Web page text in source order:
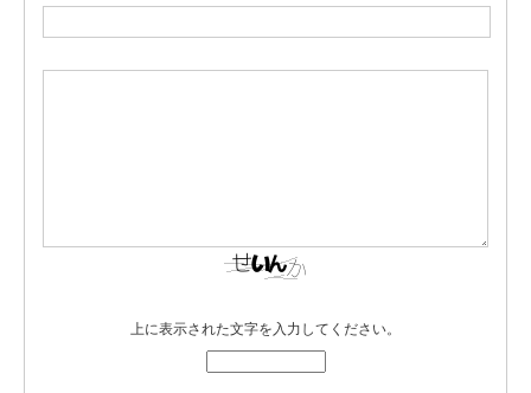
上に表示された文字を入力してください。